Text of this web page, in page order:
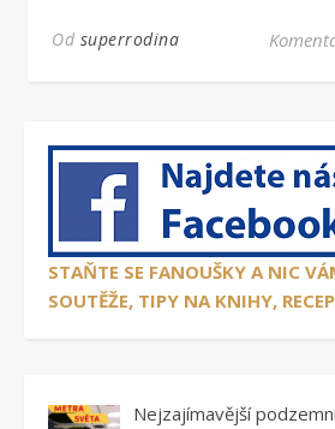
Od superrodina
STAŇTE SE FANOUŠKY A NIC
SOUTĚŽE, TIPY NA KNIHY,
Nejzajímavější